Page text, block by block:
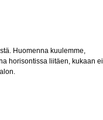
Huomenna kuulemme,
horisontissa liitäen, kukaan ei